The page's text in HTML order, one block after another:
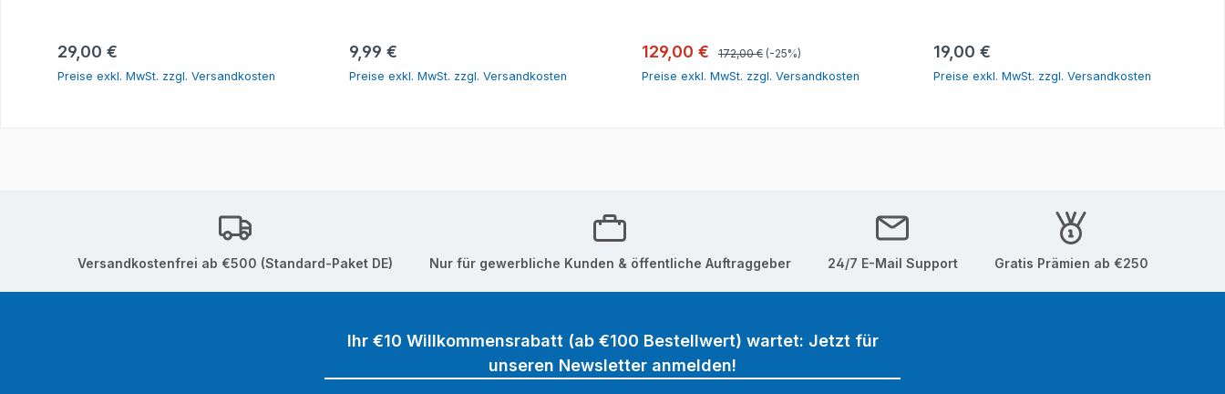
Regulärer Preis:
29,00 €
Preise exkl. MwSt. zzgl. Versandkosten
Regulärer Preis:
9,99 €
Preise exkl. MwSt. zzgl. Versandkosten
Verkaufspreis:
129,00 € Regulärer Preis:
172,00 € (-25%)
Preise exkl. MwSt. zzgl. Versandkosten
In den Warenkorb Regulärer Preis:
19,00 €
Preise exkl. MwSt. zzgl. Versandkosten
Versandkostenfrei ab €500 (Standard-Paket DE) Nur für gewerbliche Kunden & öffentliche Auftraggeber 24/7 E-Mail Support Gratis Prämien ab €250
Ihr €10 Willkommensrabatt (ab €100 Bestellwert) wartet: Jetzt für
unseren Newsletter anmelden!